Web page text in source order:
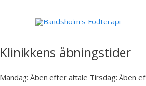
Klinikkens åbningstider
Mandag: Åben efter aftale Tirsdag: Åben